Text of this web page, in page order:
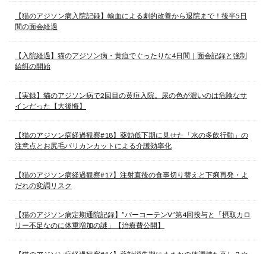
【猫のアジソン病入院記録】輸血による劇的改善から退院まで！後半5日
間の面会経過
【入院経過】猫のアジソン病・黄疸でぐったりな4日間｜面会記録と強制
給餌の開始
【実録】猫のアジソン病で2回目の黄疸入院。尿の色が濃いのは危険なサ
インだった【大後悔】
【猫のアジソン病経過観察#18】薬効低下期に見せた「水の多飲行動」の
注意点とお尻毛バリカンカットによる介護効率化
【猫のアジソン病経過観察#17】注射直後の食事切り替えと下痢再発・よ
だれの変調リスク
【猫のアジソン病定期通院記録】”パーコーテンV”第4回投与と「摂取カロ
リー不足なのに体重増加の謎」【治療費公開】